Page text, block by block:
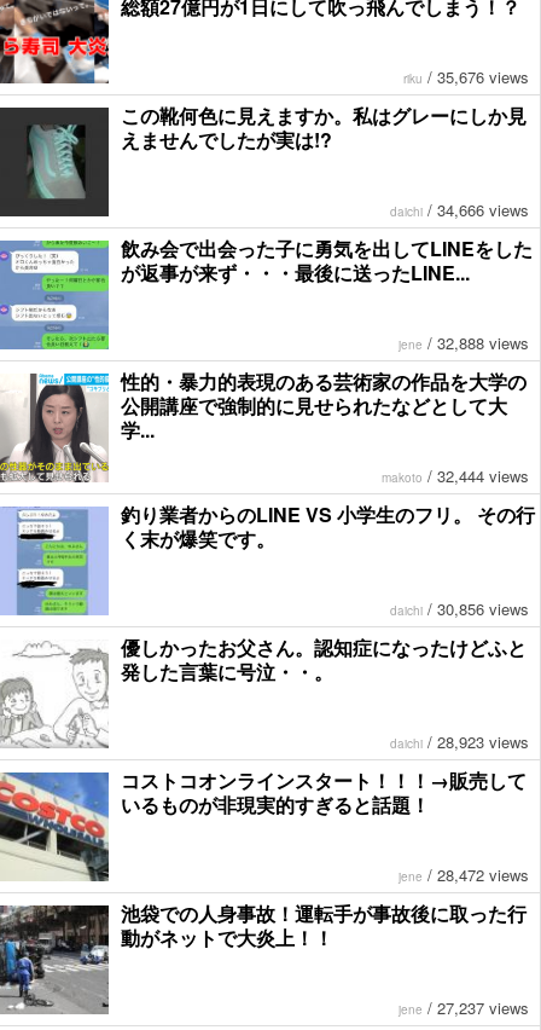
総額27億円が1日にして吹っ飛んでしまう！？
riku / 35,676 views
この靴何色に見えますか。私はグレーにしか見
えませんでしたが実は!?
daichi / 34,666 views
飲み会で出会った子に勇気を出してLINEをした
が返事が来ず・・・最後に送ったLINE...
jene / 32,888 views
性的・暴力的表現のある芸術家の作品を大学の
公開講座で強制的に見せられたなどとして大
学...
makoto / 32,444 views
釣り業者からのLINE VS 小学生のフリ。 その行
く末が爆笑です。
daichi / 30,856 views
優しかったお父さん。認知症になったけどふと
発した言葉に号泣・・。
daichi / 28,923 views
コストコオンラインスタート！！！→販売して
いるものが非現実的すぎると話題！
jene / 28,472 views
池袋での人身事故！運転手が事故後に取った行
動がネットで大炎上！！
jene / 27,237 views